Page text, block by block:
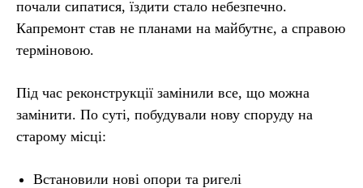
почали сипатися, їздити стало небезпечно.
Капремонт став не планами на майбутнє, а справою
терміновою.
Під час реконструкції замінили все, що можна
замінити. По суті, побудували нову споруду на
старому місці:
Встановили нові опори та ригелі